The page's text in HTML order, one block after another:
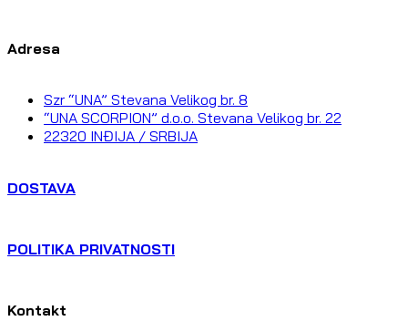
Adresa
Szr “UNA” Stevana Velikog br. 8
“UNA SCORPION” d.o.o. Stevana Velikog br. 22
22320 INĐIJA / SRBIJA
DOSTAVA
POLITIKA PRIVATNOSTI
Kontakt